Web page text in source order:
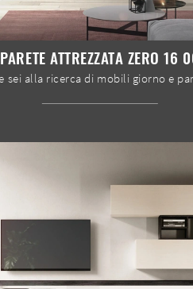
PARETE ATTREZZATA ZERO 16